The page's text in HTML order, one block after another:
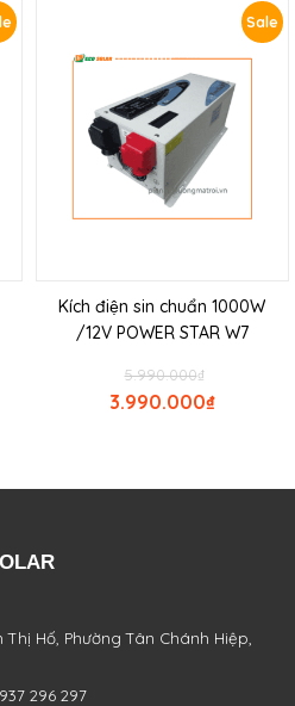
Sale
Kích điện sin chuẩn 1000W
/12V POWER STAR W7
₫
5.990.000
₫
3.990.000
Thị Hố, PhườngTân Chánh Hiệp,
296 297